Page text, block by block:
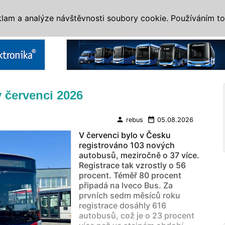
2026
person rebus date_range 05.08.2026
V červenci bylo v Česku
registrováno 103 nových
autobusů, meziročně o 37 více.
Registrace tak vzrostly o 56
procent. Téměř 80 procent
připadá na Iveco Bus. Za
prvních sedm měsíců roku
registrace dosáhly 616
autobusů, což je o 23 procent
a analýze návštěvnosti soubory cookie. Používáním